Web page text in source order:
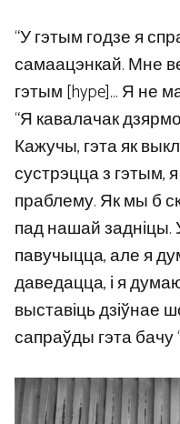
“У гэтым годзе я
самаацэнкай. Мне
гэтым [hype]… Я не
“Я кавалачак
Кажучы, гэта як
сустрэцца з гэтым,
праблему. Як мы б
пад нашай задніцы.
павучыцца, але я
даведацца, і я
выставіць
сапраўды гэта бачу